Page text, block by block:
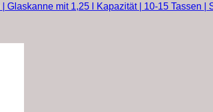
mit 1,25 l Kapazität | 10-15 Tassen |